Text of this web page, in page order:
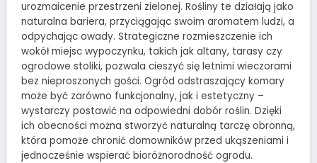
urozmaicenie przestrzeni zielonej. Rośliny te działają jako
naturalna bariera, przyciągając swoim aromatem ludzi, a
odpychając owady. Strategiczne rozmieszczenie ich
wokół miejsc wypoczynku, takich jak altany, tarasy czy
ogrodowe stoliki, pozwala cieszyć się letnimi wieczorami
bez nieproszonych gości. Ogród odstraszający komary
może być zarówno funkcjonalny, jak i estetyczny –
wystarczy postawić na odpowiedni dobór roślin. Dzięki
ich obecności można stworzyć naturalną tarczę obronną,
która pomoże chronić domowników przed ukąszeniami i
jednocześnie wspierać bioróżnorodność ogrodu.